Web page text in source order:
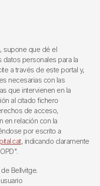
supone que dé el
datos personales para la
a través de este portal y,
necesarias con las
que intervienen en la
al citado fichero
de acceso,
en relación con la
por escrito a
, indicando claramente
Bellvitge.